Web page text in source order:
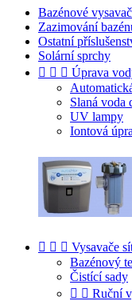
Bazénové
Zazimování
Ostatní
Solární sprchy
   Úprava
Slaná voda
UV lampy
Iontová
   Vysavače
Bazénový
Čistící sady
  Ruční